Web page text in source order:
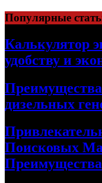
Skip
to
content
Популярные
Калькулятор
удобству и
дизельных
Поисковых
Преимущества